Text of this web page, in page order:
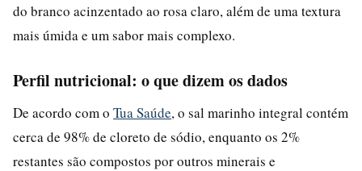
do branco acinzentado ao rosa claro, além de uma textura
mais úmida e um sabor mais complexo.
Perfil nutricional: o que dizem os dados
De acordo com o Tua Saúde, o sal marinho integral contém
cerca de 98% de cloreto de sódio, enquanto os 2%
restantes são compostos por outros minerais e